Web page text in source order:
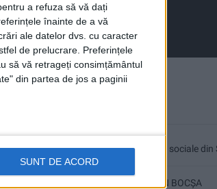
a refuza să vă dați
înainte de a vă
ale datelor dvs. cu caracter
de prelucrare. Preferințele
să vă retrageți consimțământul
din partea de jos a paginii
SUNT DE ACORD
Ultimul bloc de locuințe sociale
ANUNŢ OPRIRE APĂ ÎN BOCȘA